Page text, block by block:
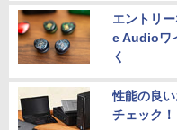
エントリ
e Audioワ
く
性能の良
チェック！